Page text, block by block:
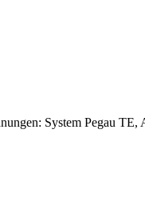
System Pegau